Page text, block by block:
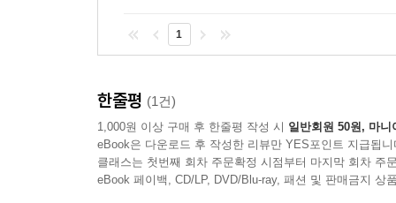
공감하는 능력이 있다. 다만 그 상상의 과정에서
이 공정한 재판관의 판단 능력은 타인과의 상호
거부하는 과정을 거치며 점점 다듬어지는 것이
재판관과 대화함으로써 더 정의롭게 행동할 수
1
한줄평 (1건)
1,000원 이상 구매 후 한줄평 작성 시 일반회원 50원, 마니
eBook은 다운로드 후 작성한 리뷰만 YES포인트 지급됩니
클래스는 첫번째 회차 주문확정 시점부터 마지막 회차 주
eBook 페이백, CD/LP, DVD/Blu-ray, 패션 및 판매금지 상